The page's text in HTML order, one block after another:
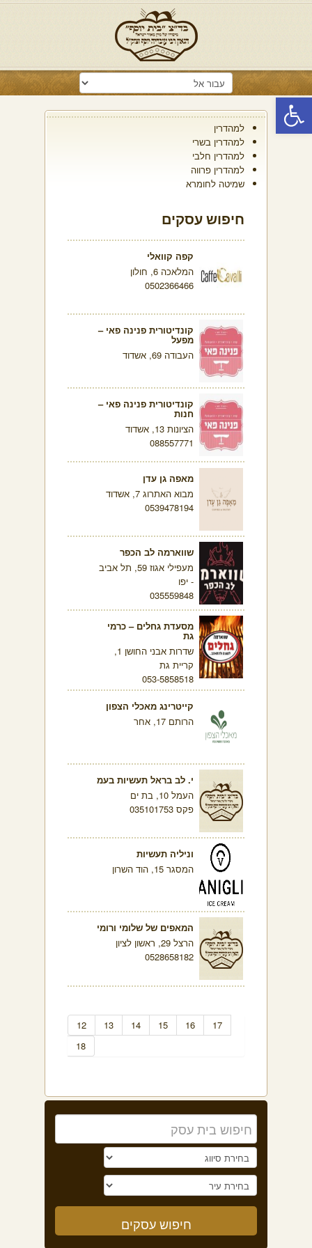
פתח סרגל נגישות
למהדרין
למהדרין בשרי
למהדרין חלבי
למהדרין פרווה
שמיטה לחומרא
חיפוש עסקים
קפה קוואלי
המלאכה 6, חולון
0502366466
קונדיטורית פנינה פאי –
מפעל
העבודה 69, אשדוד
קונדיטורית פנינה פאי –
חנות
הציונות 13, אשדוד
088557771
מאפה גן עדן
מבוא האתרוג 7, אשדוד
0539478194
שווארמה לב הכפר
מעפילי אגוז 59, תל אביב
- יפו
035559848
מסעדת גחלים – כרמי
גת
שדרות אבני החושן 1,
קריית גת
053-5858518
קייטרינג מאכלי הצפון
הרותם 17, אחר
י. לב בראל תעשיות בעמ
העמל 10, בת ים
פקס 035101753
וניליה תעשיות
המסגר 15, הוד השרון
המאפים של שלומי ורומי
הרצל 29, ראשון לציון
0528658182
12 13 14 15 16
17
18